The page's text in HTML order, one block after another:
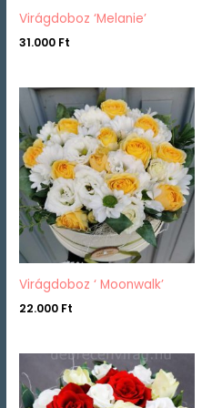
Virágdoboz ‘Melanie’
31.000 Ft
Virágdoboz ‘ Moonwalk’
22.000 Ft